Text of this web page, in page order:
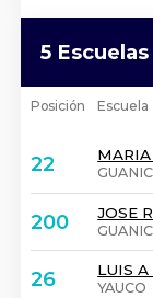
5
Posición Escuela
22
200 JOSE
26 LUIS A
YAUCO